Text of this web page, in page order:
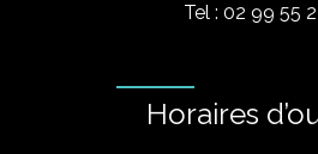
Tel : 02 99 55
Horaires